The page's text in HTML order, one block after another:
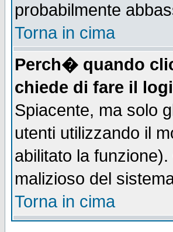
probabilmente
Torna in cima
Perch� quando
chiede di fare il
Spiacente, ma solo
utenti utilizzando il
abilitato la
malizioso del
Torna in cima